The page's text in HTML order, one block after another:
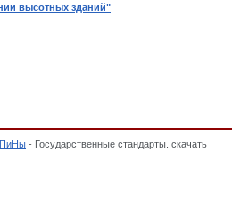
высотных зданий"
- Государственные стандарты. скачать